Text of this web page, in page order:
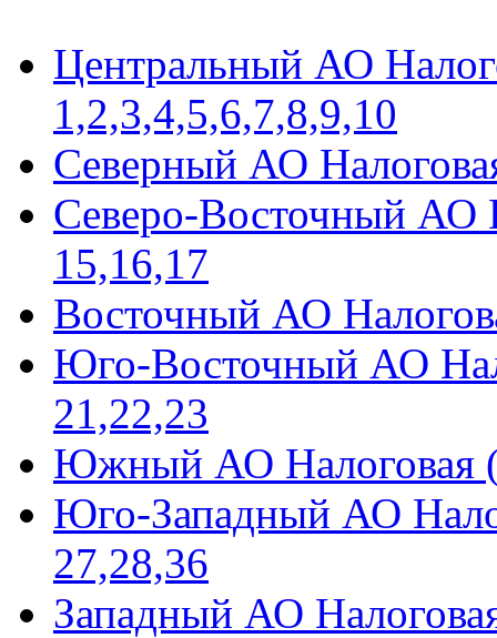
Центральный АО
1,2,3,4,5,6,7,8,9,10
Северный АО
Северо-Восточный
15,16,17
Восточный АО
Юго-Восточный АО
21,22,23
Южный АО
Юго-Западный АО
27,28,36
Западный АО